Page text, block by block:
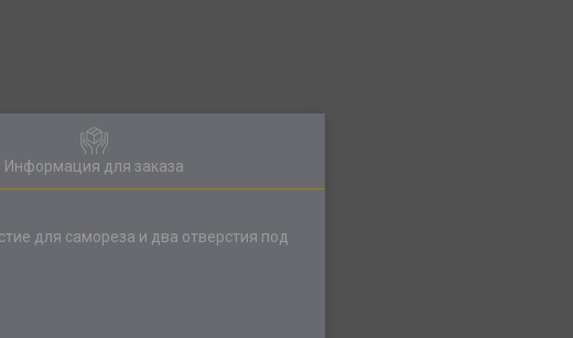
Информация для заказа
для самореза и два отверстия под